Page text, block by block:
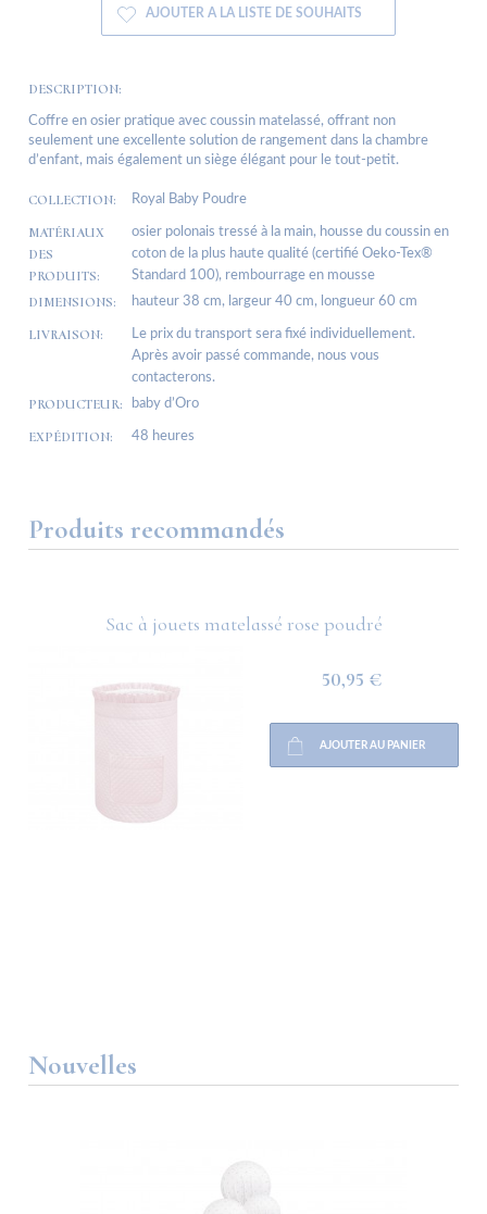
AJOUTER A LA LISTE DE SOUHAITS
DESCRIPTION:
Coffre en osier pratique avec coussin matelassé, offrant non
seulement une excellente solution de rangement dans la chambre
d’enfant, mais également un siège élégant pour le tout-petit.
COLLECTION: Royal Baby Poudre
MATÉRIAUX
DES
PRODUITS:
osier polonais tressé à la main, housse du coussin en
coton de la plus haute qualité (certifié Oeko-Tex®
Standard 100), rembourrage en mousse
DIMENSIONS: hauteur 38 cm, largeur 40 cm, longueur 60 cm
LIVRAISON:
Le prix du transport sera fixé individuellement.
Après avoir passé commande, nous vous
contacterons.
PRODUCTEUR: baby d’Oro
EXPÉDITION: 48 heures
Produits recommandés
Sac à jouets matelassé rose poudré
50,95 €
AJOUTER AU PANIER
Nouvelles